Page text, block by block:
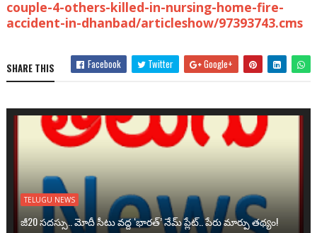
couple-4-others-killed-in-nursing-home-fire-
accident-in-dhanbad/articleshow/97393743.cms
SHARE THIS Facebook Twitter Google+
TELUGU NEWS
జీ20 సదస్సు.. మోదీ సీటు వద్ద ‘భారత్’ నేమ్ ప్లేట్‌.. పేరు మార్పు తథ్యం!